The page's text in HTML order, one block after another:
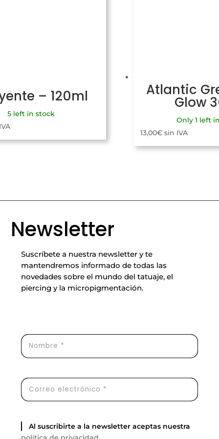
– 120ml
5 left in stock
Atlantic
Glow
Only 1 left
13,00€ sin IVA
Newsletter
Suscríbete a nuestra newsletter y te
mantendremos informado de todas las
novedades sobre el mundo del tatuaje, el
piercing y la micropigmentación.
Al suscribirte a la newsletter aceptas nuestra